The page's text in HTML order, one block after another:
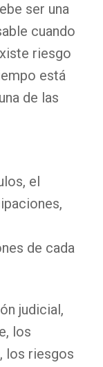
ser una
cuando
riesgo
está
de las
el
de cada
judicial,
los
los riesgos